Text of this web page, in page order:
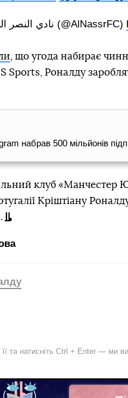
— نادي النصر السعودي (@AlNassrFC)
, що угода набирає
Sports, Роналду
набрав 500 мільйонів
клуб «Манчестер
Кріштіану
та натисніть Ctrl + Enter — ми